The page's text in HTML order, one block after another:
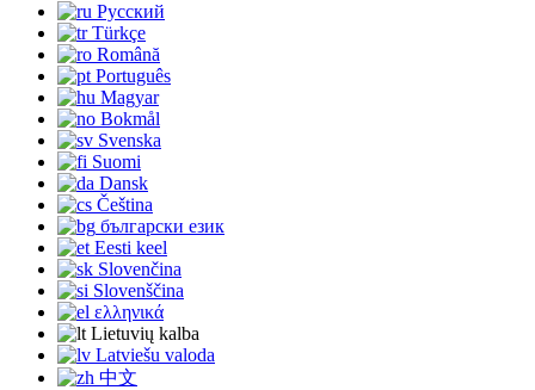
Русский
Türkçe
Română
Português
Magyar
Bokmål
Svenska
Suomi
Dansk
Čeština
български език
Eesti keel
Slovenčina
Slovenščina
ελληνικά
Lietuvių kalba
Latviešu valoda
中文